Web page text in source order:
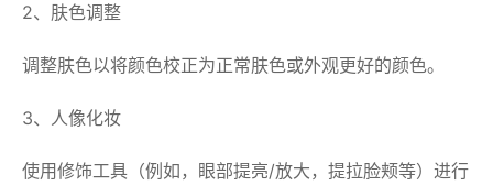
2、肤色调整
调整肤色以将颜色校正为正常肤色或外观更好的颜色。
3、人像化妆
使用修饰工具（例如，眼部提亮/放大，提拉脸颊等）进行